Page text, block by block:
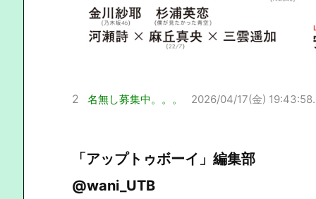
2 名無し募集中。。。 2026/04/17(金)
「アップトゥボーイ」編集部
@wani_UTB